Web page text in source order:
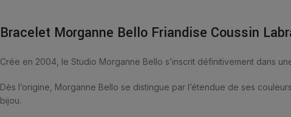
Bracelet Morganne Bello Friandise Coussin
Crée en 2004, le Studio Morganne Bello s’inscrit définitivement dans
Dès l’origine, Morganne Bello se distingue par l’étendue de ses
bijou.